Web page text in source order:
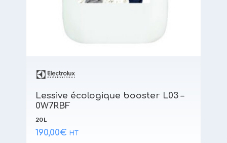
Lessive écologique booster L03 –
0W7RBF
20 L
190,00€ HT